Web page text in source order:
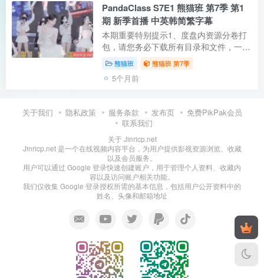
PandaClass S7E1 熊猫班 第7季 第1
期 新季首播 中英韩简繁字幕
本期重要特别提示1、度盘内资源分卷打
包，请您务必下载所有目录和文件，一个
不落！再解压每个 .001文件，教程点这
里2、本期提供的字幕仅适配本站提供的
百度网盘 / Ed2k资源 / PikPak资源3、
熊猫班 熊猫班 第7季
5个月前
关于我们 隐私政策 服务条款 发布页
免费PikPak会员
联系我们
关于 Jinricp.net
Jinricp.net 是一个在线视频内容平台，为用户提供影视资源浏览、收藏
以及会员服务。
用户可以通过 Google 登录快速创建账户，用于管理个人资料、收藏内
容以及访问账户相关功能。
我们仅收集 Google 登录授权所需的基本信息，包括用户公开资料中的
姓名、头像和邮箱地址